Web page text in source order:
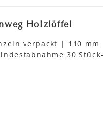
Holzlöffel
verpackt | 110 mm
30 Stück-